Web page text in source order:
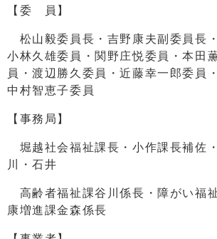
【委 員】
松山毅委員長・吉野康夫副委員長
小林久雄委員・関野庄悦委員・本田
員・渡辺勝久委員・近藤幸一郎委員
中村智恵子委員
【事務局】
堀越社会福祉課長・小作課長補佐
川・石井
高齢者福祉課谷川係長・障がい福
康増進課金森係長